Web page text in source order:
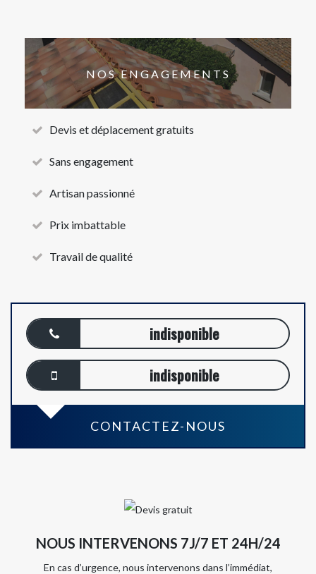
NOS ENGAGEMENTS
Devis et déplacement gratuits
Sans engagement
Artisan passionné
Prix imbattable
Travail de qualité
indisponible
indisponible
CONTACTEZ-NOUS
NOUS INTERVENONS 7J/7 ET 24H/24
En cas d’urgence, nous intervenons dans l’immédiat,